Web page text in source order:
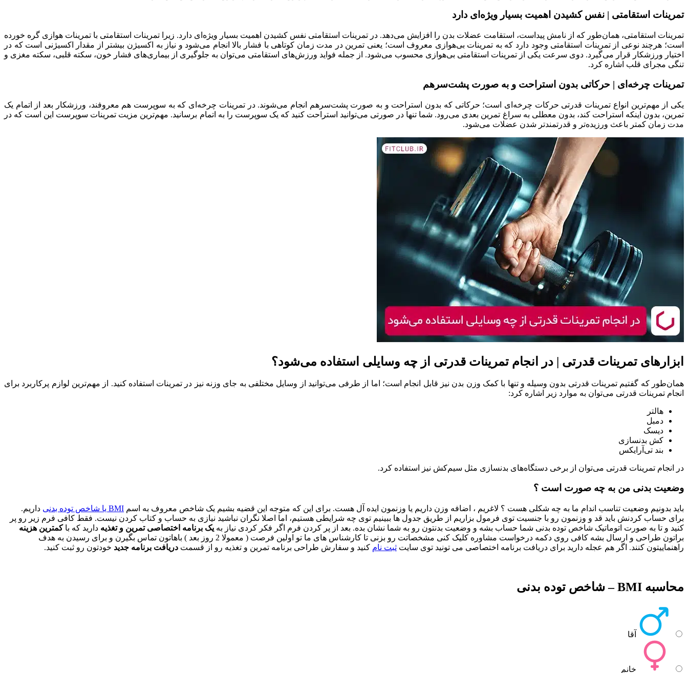
تمرینات استقامتی | نفس کشیدن اهمیت بسیار ویژه‌ای دارد
تمرینات استقامتی، همان‌طور که از نامش پیداست، استقامت عضلات بدن را افزایش می‌دهد. در تمرینات استقامتی نفس کشیدن اهمیت بسیار ویژه‌ای دارد. زیرا تمرینات استقامتی با تمرینات هوازی گره خورده
است؛ هرچند نوعی از تمرینات استقامتی وجود دارد که به تمرینات بی‌هوازی معروف است؛ یعنی تمرین در مدت زمان کوتاهی با فشار بالا انجام می‌شود و نیاز به اکسیژن بیشتر از مقدار اکسیژنی است که در
اختیار ورزشکار قرار می‌گیرد. دوی سرعت یکی از تمرینات استقامتی بی‌هوازی محسوب می‌شود. از جمله فواید ورزش‌های استقامتی می‌توان به جلوگیری از بیماری‌های فشار خون، سکته قلبی، سکته مغزی و
تنگی مجرای قلب اشاره کرد.
تمرینات چرخه‌ای | حرکاتی بدون استراحت و به صورت پشت‌سرهم
یکی از مهم‌ترین انواع تمرینات قدرتی حرکات چرخه‌ای است؛ حرکاتی که بدون استراحت و به صورت پشت‌سرهم انجام می‌شوند. در تمرینات چرخه‌ای که به سوپرست هم معروفند، ورزشکار بعد از اتمام یک
تمرین، بدون اینکه استراحت کند، بدون معطلی به سراغ تمرین بعدی می‌رود. شما تنها در صورتی می‌توانید استراحت کنید که یک سوپرست را به اتمام برسانید. مهم‌ترین مزیت تمرینات سوپرست این است که در
مدت زمان کمتر باعث ورزیده‌تر و قدرتمندتر شدن عضلات می‌شود.
ابزارهای تمرینات قدرتی | در انجام تمرینات قدرتی از چه وسایلی استفاده می‌شود؟
همان‌طور که گفتیم تمرینات قدرتی بدون وسیله و تنها با کمک وزن بدن نیز قابل انجام است؛ اما از طرفی می‌توانید از وسایل مختلفی به جای وزنه نیز در تمرینات استفاده کنید. از مهم‌ترین لوازم پرکاربرد برای
انجام تمرینات قدرتی می‌توان به موارد زیر اشاره کرد:
هالتر
دمبل
دیسک
کش بدنسازی
بند تی‌آرایکس
در انجام تمرینات قدرتی می‌توان از برخی دستگاه‌های بدنسازی مثل سیم‌کش نیز استفاده کرد.
وضعیت بدنی من به چه صورت است ؟
باید بدونیم وضعیت تناسب اندام ما به چه شکلی هست ؟ لاغریم ، اضافه وزن داریم یا وزنمون ایده آل هست. برای این که متوجه این قضیه بشیم یک شاخص معروف به اسم BMI یا شاخص توده بدنی
داریم.
برای حساب کردنش باید قد و وزنمون رو با جنسیت توی فرمول بزاریم از طریق جدول ها ببینیم توی چه شرایطی هستیم، اما اصلا نگران نباشید نیازی به حساب و کتاب کردن نیست. فقط کافی فرم زیر رو پر
کنید و تا به صورت اتوماتیک شاخص توده بدنی شما حساب بشه و وضعیت بدنتون رو به شما نشان بده. بعد از پر کردن فرم اگر فکر کردی نیاز به یک برنامه اختصاصی تمرین و تغذیه دارید که باکمترین هزینه
براتون طراحی و ارسال بشه کافی روی دکمه درخواست مشاوره کلیک کنی مشخصاتت رو بزنی تا کارشناس های ما تو اولین فرصت ( معمولا 2 روز بعد ) باهاتون تماس بگیرن و برای رسیدن به هدف
راهنماییتون کنند. اگر هم عجله دارید برای دریافت برنامه اختصاصی می تونید توی سایت ثبت نام کنید و سفارش طراحی برنامه تمرین و تغذیه رو از قسمت دریافت برنامه جدید خودتون رو ثبت کنید.
محاسبه BMI – شاخص توده بدنی
آقا
خانم